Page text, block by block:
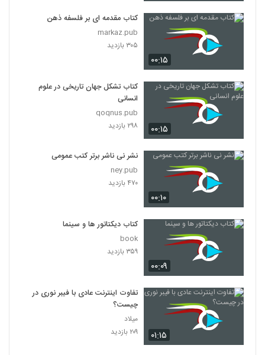
۰۰:۱۵
کتاب مقدمه ای بر فلسفه ذهن
markaz.pub
۳۰۵ بازدید
۰۰:۱۵
کتاب تشکل جهان تاریخی در علوم
انسانی
qoqnus.pub
۲۹۸ بازدید
۰۰:۱۰
نشر نی ناشر برتر کتب عمومی
ney.pub
۴۷۰ بازدید
۰۰:۰۹
کتاب دیکتاتور ها و سینما
book
۳۵۹ بازدید
۰۱:۱۵
تفاوت اینترنت عادی با فیبر نوری در
چیست؟
میلاد
۲۰۹ بازدید